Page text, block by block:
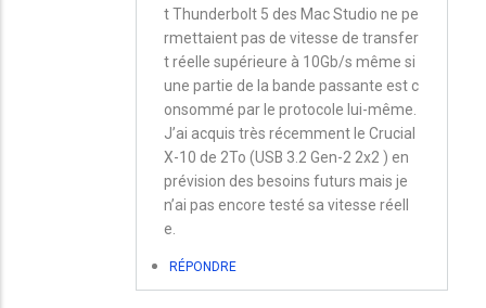
t Thunderbolt 5 des Mac Studio ne pe
rmettaient pas de vitesse de transfer
t réelle supérieure à 10Gb/s même si
une partie de la bande passante est c
onsommé par le protocole lui-même.
J’ai acquis très récemment le Crucial
X-10 de 2To (USB 3.2 Gen-2 2x2 ) en
prévision des besoins futurs mais je
n’ai pas encore testé sa vitesse réell
e.
RÉPONDRE